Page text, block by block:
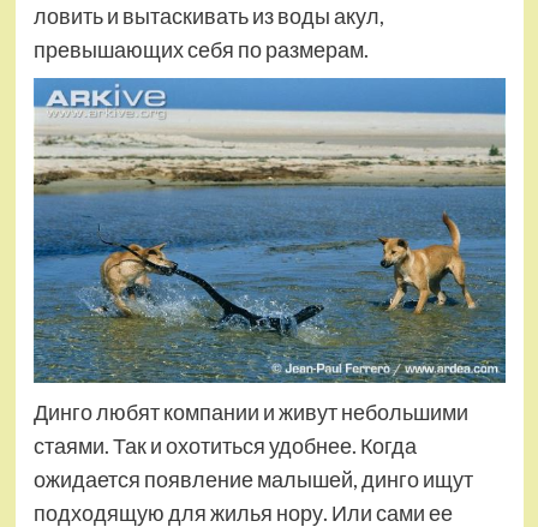
ловить и вытаскивать из воды акул,
превышающих себя по размерам.
Динго любят компании и живут небольшими
стаями. Так и охотиться удобнее. Когда
ожидается появление малышей, динго ищут
подходящую для жилья нору. Или сами ее